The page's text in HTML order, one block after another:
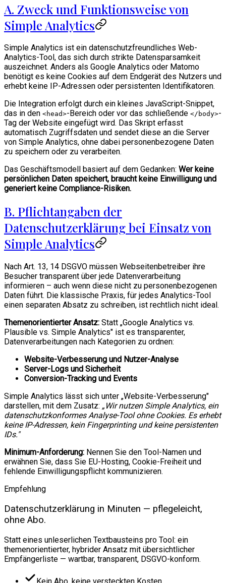
A. Zweck und Funktionsweise von
Simple Analytics
Simple Analytics ist ein datenschutzfreundliches Web-
Analytics-Tool, das sich durch strikte Datensparsamkeit
auszeichnet. Anders als Google Analytics oder Matomo
benötigt es keine Cookies auf dem Endgerät des Nutzers und
erhebt keine IP-Adressen oder persistenten Identifikatoren.
Die Integration erfolgt durch ein kleines JavaScript-Snippet,
das in den <head>-Bereich oder vor das schließende </body>-
Tag der Website eingefügt wird. Das Skript erfasst
automatisch Zugriffsdaten und sendet diese an die Server
von Simple Analytics, ohne dabei personenbezogene Daten
zu speichern oder zu verarbeiten.
Das Geschäftsmodell basiert auf dem Gedanken: Wer keine
persönlichen Daten speichert, braucht keine Einwilligung und
generiert keine Compliance-Risiken.
B. Pflichtangaben der
Datenschutzerklärung bei Einsatz von
Simple Analytics
Nach Art. 13, 14 DSGVO müssen Webseitenbetreiber ihre
Besucher transparent über jede Datenverarbeitung
informieren – auch wenn diese nicht zu personenbezogenen
Daten führt. Die klassische Praxis, für jedes Analytics-Tool
einen separaten Absatz zu schreiben, ist rechtlich nicht ideal.
Themenorientierter Ansatz: Statt „Google Analytics vs.
Plausible vs. Simple Analytics" ist es transparenter,
Datenverarbeitungen nach Kategorien zu ordnen:
Website-Verbesserung und Nutzer-Analyse
Server-Logs und Sicherheit
Conversion-Tracking und Events
Simple Analytics lässt sich unter „Website-Verbesserung"
darstellen, mit dem Zusatz: „Wir nutzen Simple Analytics, ein
datenschutzkonformes Analyse-Tool ohne Cookies. Es erhebt
keine IP-Adressen, kein Fingerprinting und keine persistenten
IDs."
Minimum-Anforderung: Nennen Sie den Tool-Namen und
erwähnen Sie, dass Sie EU-Hosting, Cookie-Freiheit und
fehlende Einwilligungspflicht kommunizieren.
Empfehlung
Datenschutzerklärung in Minuten — pflegeleicht,
ohne Abo.
Statt eines unleserlichen Textbausteins pro Tool: ein
themenorientierter, hybrider Ansatz mit übersichtlicher
Empfängerliste — wartbar, transparent, DSGVO-konform.
Kein Abo, keine versteckten Kosten